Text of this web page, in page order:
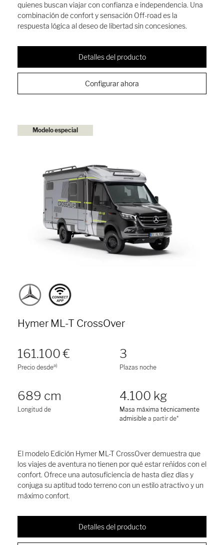
quienes buscan viajar con confianza e independencia. Una
combinación de confort y sensación Off-road es la
respuesta lógica al deseo de libertad sin concesiones.
Detalles del producto
Configurar ahora
Modelo especial
Hymer ML-T CrossOver
161.100 €
Precio desdea)
3
Plazas noche
689 cm
Longitud de
4.100 kg
Masa máxima técnicamente
admisible a partir de*
El modelo Edición Hymer ML-T CrossOver demuestra que
los viajes de aventura no tienen por qué estar reñidos con el
confort. Ofrece una autosuficiencia de hasta diez días y
conjuga su aptitud todo terreno con un estilo atractivo y un
máximo confort.
Detalles del producto